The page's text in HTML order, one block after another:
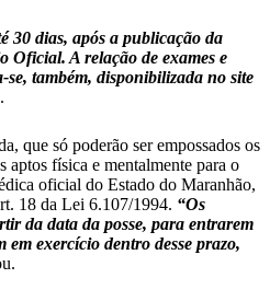
30 dias, após a publicação da
Oficial. A relação de exames e
também, disponibilizada no site
que só poderão ser empossados os
aptos física e mentalmente para o
oficial do Estado do Maranhão,
18 da Lei 6.107/1994. “Os
da data da posse, para entrarem
em exercício dentro desse prazo,